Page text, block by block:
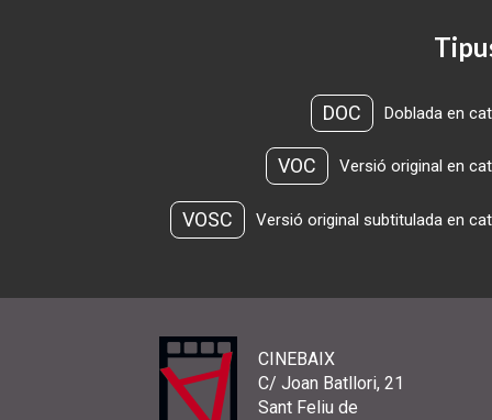
DOC Doblada en
VOC Versió original en
VOSC Versió original subtitulada en
CINEBAIX
C/ Joan Batllori, 21
Sant Feliu de